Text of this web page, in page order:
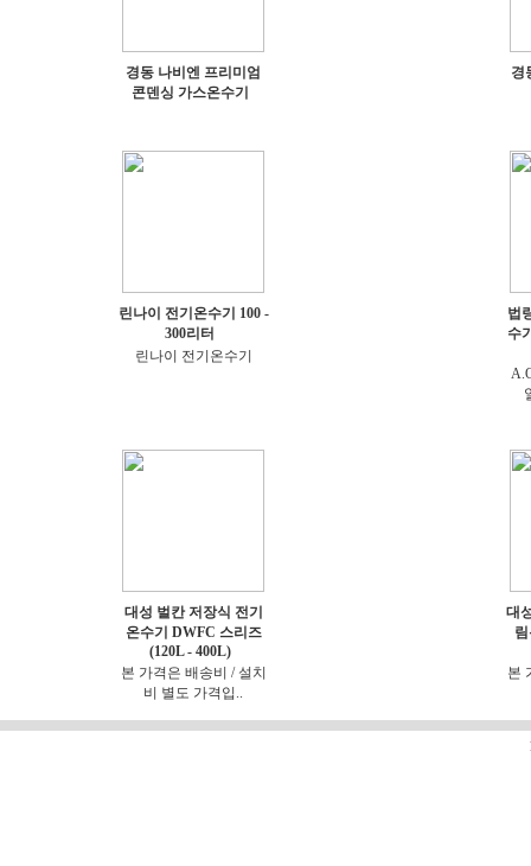
경동 나비엔 프리미엄
콘덴싱 가스온수기
경
린나이 전기온수기 100 -
300리터
린나이 전기온수기
법
수
대성 벌칸 저장식 전기
온수기 DWFC 스리즈
(120L - 400L)
본 가격은 배송비 / 설치
비 별도 가격입..
대
본